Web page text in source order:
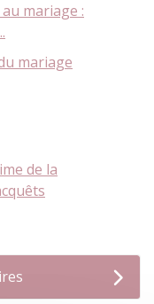
mariage :
mariage
de la